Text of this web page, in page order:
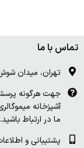
تماس با ما
تهران، میدان شوش،
جهت هرگونه
آشپزخانه
ما در ارتباط باشید.
پشتیبانی و اطلاعات